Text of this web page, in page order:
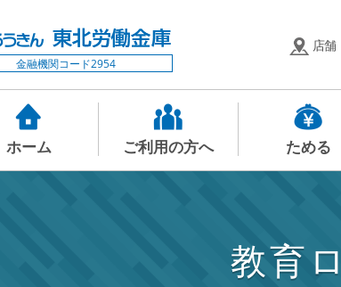
金融機関コード2954
店舗
ホーム ご利用の方へ ためる
教育